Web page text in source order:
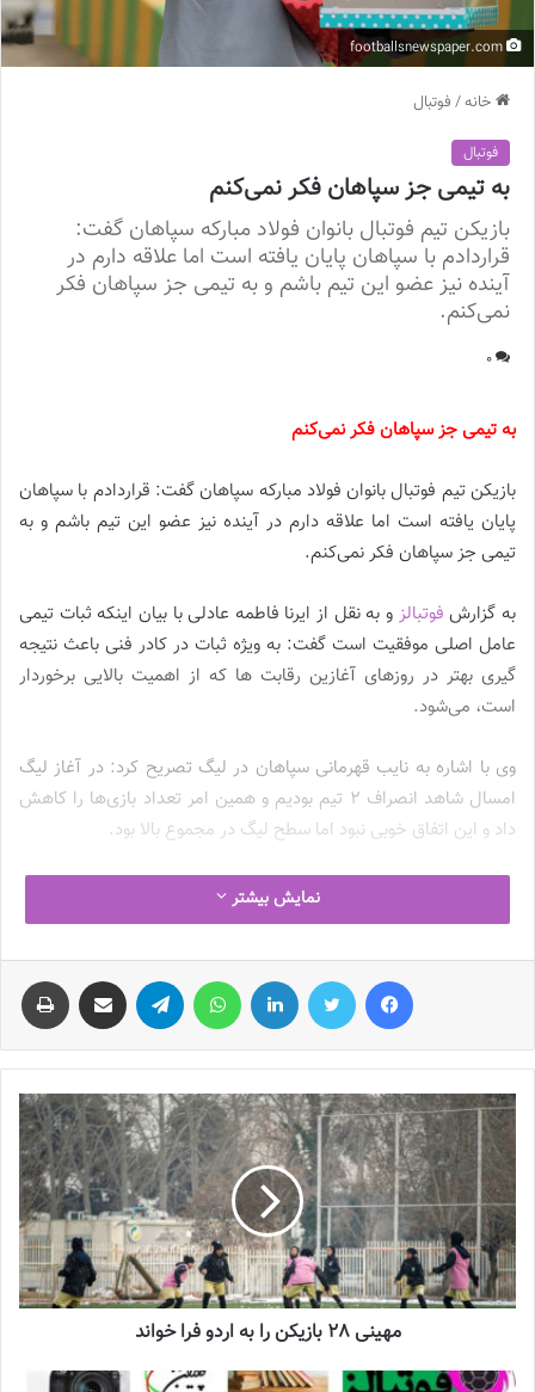
خانه/ فوتبال
فوتبال
به تیمی جز سپاهان فکر نمی‌کنم
بازیکن تیم فوتبال بانوان فولاد مبارکه سپاهان گفت:
قراردادم با سپاهان پایان یافته است اما علاقه دارم در
آینده نیز عضو این تیم باشم و به تیمی جز سپاهان فکر
نمی‌کنم.
0
به تیمی جز سپاهان فکر نمی‌کنم
بازیکن تیم فوتبال بانوان فولاد مبارکه سپاهان گفت: قراردادم با سپاهان
پایان یافته است اما علاقه دارم در آینده نیز عضو این تیم باشم و به
تیمی جز سپاهان فکر نمی‌کنم.
به گزارش فوتبالز و به نقل از ایرنا فاطمه عادلی با بیان اینکه ثبات تیمی
عامل اصلی موفقیت است گفت: به ویژه ثبات در کادر فنی باعث نتیجه
گیری بهتر در روزهای آغازین رقابت ها که از اهمیت بالایی برخوردار
است، می‌شود.
وی با اشاره به نایب قهرمانی سپاهان در لیگ تصریح کرد: در آغاز لیگ
امسال شاهد انصراف ۲ تیم بودیم و همین امر تعداد بازی‌ها را کاهش
داد و این اتفاق خوبی نبود اما سطح لیگ در مجموع بالا بود.
بازیکن فوتبال بانوان افزود: دیدارهای مهم سپاهان در شروع لیگ بود و
از آنجا که کادر فنی تیم به تازگی تغییر کرده و بازیکنان جدید به ما ملحق
شده بودند هماهنگی اعضا با یکدیگر شرایط مناسبی نداشت و سبب
واگذاری نتایج شد.
نوشته های مشابه
چالش هاى ليست جدید تيم ملى فوتبال
زنان
2023-06-14
تازه‌ترین خبرها از درمان ۲ ملی‌پوش فوتبال
زنان
2023-12-24
دعوت آزمون از 30 بازیکن به اردوی تیم ملی
2023-03-21
نمایش بیشتر
مهینی 28 بازیکن را به اردو فرا خواند